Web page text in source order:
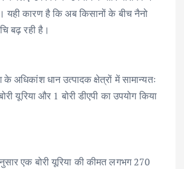
यही कारण है कि अब किसानों के बीच नैनो
बढ़ रही है।
अधिकांश धान उत्पादक क्षेत्रों में सामान्यतः
यूरिया और 1 बोरी डीएपी का उपयोग किया
एक बोरी यूरिया की कीमत लगभग 270